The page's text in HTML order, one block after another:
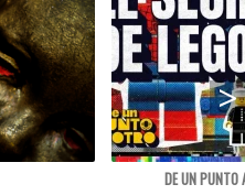
DE UN PUNTO